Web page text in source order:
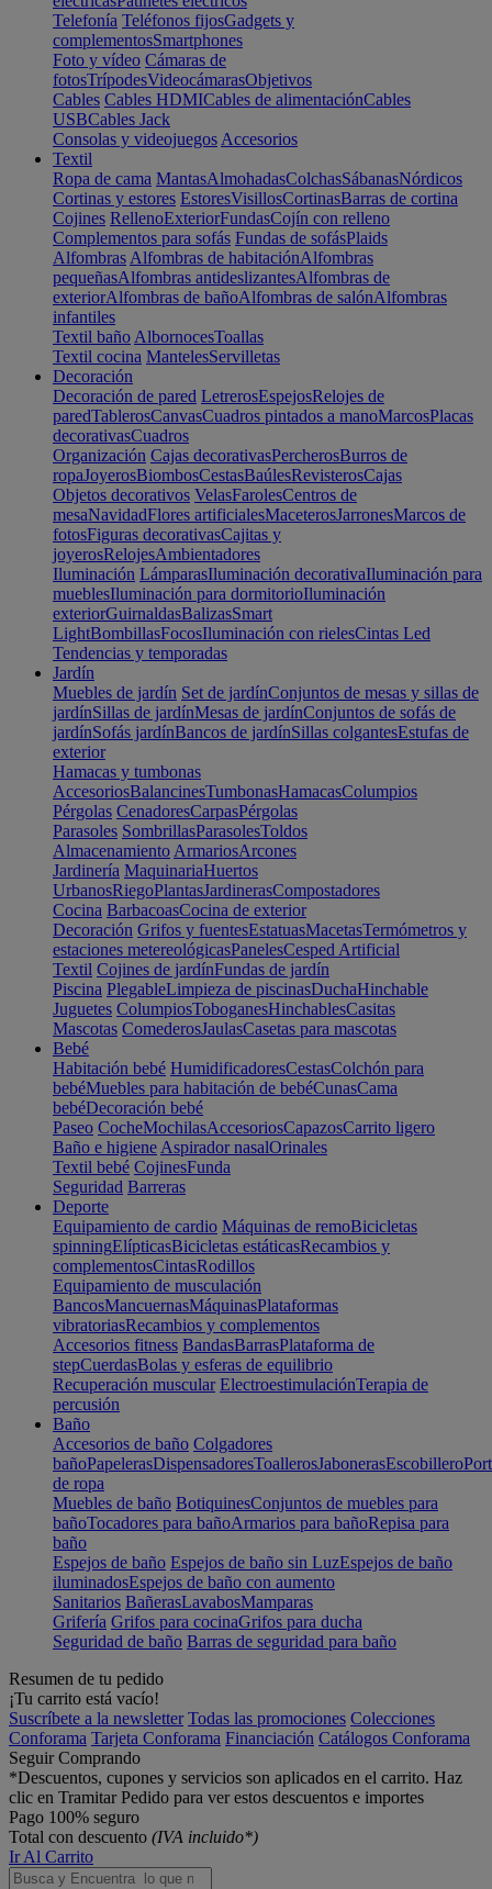
Telefonía Teléfonos fijosGadgets y
complementosSmartphones
Foto y vídeo Cámaras de
fotosTrípodesVideocámarasObjetivos
Cables Cables HDMICables de alimentaciónCables
USBCables Jack
Consolas y videojuegos Accesorios
Textil
Ropa de cama MantasAlmohadasColchasSábanasNórdicos
Cortinas y estores EstoresVisillosCortinasBarras de cortina
Cojines RellenoExteriorFundasCojín con relleno
Complementos para sofás Fundas de sofásPlaids
Alfombras Alfombras de habitaciónAlfombras
pequeñasAlfombras antideslizantesAlfombras de
exteriorAlfombras de bañoAlfombras de salónAlfombras
infantiles
Textil baño AlbornocesToallas
Textil cocina MantelesServilletas
Decoración
Decoración de pared LetrerosEspejosRelojes de
paredTablerosCanvasCuadros pintados a manoMarcosPlacas
decorativasCuadros
Organización Cajas decorativasPercherosBurros de
ropaJoyerosBiombosCestasBaúlesRevisterosCajas
Objetos decorativos VelasFarolesCentros de
mesaNavidadFlores artificialesMaceterosJarronesMarcos de
fotosFiguras decorativasCajitas y
joyerosRelojesAmbientadores
Iluminación LámparasIluminación decorativaIluminación para
mueblesIluminación para dormitorioIluminación
exteriorGuirnaldasBalizasSmart
LightBombillasFocosIluminación con rielesCintas Led
Tendencias y temporadas
Jardín
Muebles de jardín Set de jardínConjuntos de mesas y sillas de
jardínSillas de jardínMesas de jardínConjuntos de sofás de
jardínSofás jardínBancos de jardínSillas colgantesEstufas de
exterior
Hamacas y tumbonas
AccesoriosBalancinesTumbonasHamacasColumpios
Pérgolas CenadoresCarpasPérgolas
Parasoles SombrillasParasolesToldos
Almacenamiento ArmariosArcones
Jardinería MaquinariaHuertos
UrbanosRiegoPlantasJardinerasCompostadores
Cocina BarbacoasCocina de exterior
Decoración Grifos y fuentesEstatuasMacetasTermómetros y
estaciones metereológicasPanelesCesped Artificial
Textil Cojines de jardínFundas de jardín
Piscina PlegableLimpieza de piscinasDuchaHinchable
Juguetes ColumpiosToboganesHinchablesCasitas
Mascotas ComederosJaulasCasetas para mascotas
Bebé
Habitación bebé HumidificadoresCestasColchón para
bebéMuebles para habitación de bebéCunasCama
bebéDecoración bebé
Paseo CocheMochilasAccesoriosCapazosCarrito ligero
Baño e higiene Aspirador nasalOrinales
Textil bebé CojinesFunda
Seguridad Barreras
Deporte
Equipamiento de cardio Máquinas de remoBicicletas
spinningElípticasBicicletas estáticasRecambios y
complementosCintasRodillos
Equipamiento de musculación
BancosMancuernasMáquinasPlataformas
vibratoriasRecambios y complementos
Accesorios fitness BandasBarrasPlataforma de
stepCuerdasBolas y esferas de equilibrio
Recuperación muscular ElectroestimulaciónTerapia de
percusión
Baño
Accesorios de baño Colgadores
bañoPapelerasDispensadoresToallerosJabonerasEscobillero
de ropa
Muebles de baño BotiquinesConjuntos de muebles para
bañoTocadores para bañoArmarios para bañoRepisa para
baño
Espejos de baño Espejos de baño sin LuzEspejos de baño
iluminadosEspejos de baño con aumento
Sanitarios BañerasLavabosMamparas
Grifería Grifos para cocinaGrifos para ducha
Seguridad de baño Barras de seguridad para baño
Resumen de tu pedido
¡Tu carrito está vacío!
Suscríbete a la newsletter Todas las promociones Colecciones
Conforama Tarjeta Conforama Financiación Catálogos Conforama
Seguir Comprando
*Descuentos, cupones y servicios son aplicados en el carrito. Haz
clic en Tramitar Pedido para ver estos descuentos e importes
Pago 100% seguro
Total con descuento (IVA incluido*)
Ir Al Carrito